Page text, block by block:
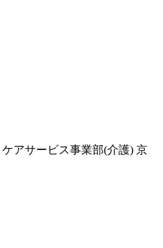
アサービス事業部(介護) 京